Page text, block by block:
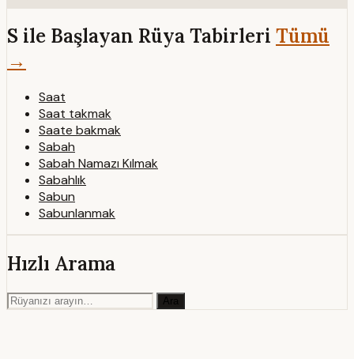
S ile Başlayan Rüya Tabirleri Tümü
→
Saat
Saat takmak
Saate bakmak
Sabah
Sabah Namazı Kılmak
Sabahlık
Sabun
Sabunlanmak
Hızlı Arama
Ara